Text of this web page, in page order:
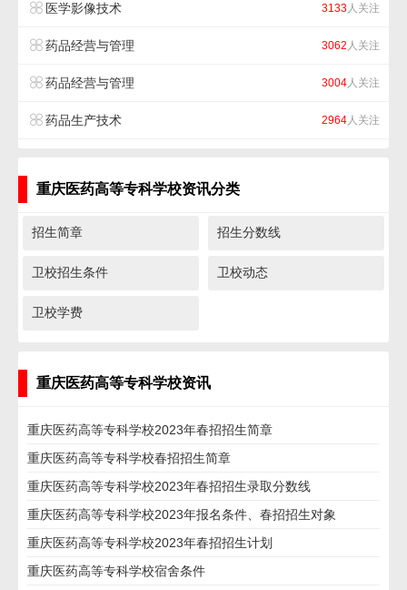
医学影像技术 3133人关注
药品经营与管理 3062 人关注
药品经营与管理 3004人关注
药品生产技术 2964人关注
重庆医药高等专科学校资讯分类
招生简章 招生分数线
卫校招生条件 卫校动态
卫校学费
重庆医药高等专科学校资讯
重庆医药高等专科学校2023年春招招生简章
重庆医药高等专科学校春招招生简章
重庆医药高等专科学校2023年春招招生录取分数线
重庆医药高等专科学校2023年报名条件、春招招生对象
重庆医药高等专科学校2023年春招招生计划
重庆医药高等专科学校宿舍条件